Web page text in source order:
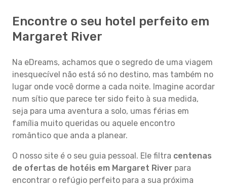
Encontre o seu hotel perfeito em
Margaret River
Na eDreams, achamos que o segredo de uma viagem
inesquecível não está só no destino, mas também no
lugar onde você dorme a cada noite. Imagine acordar
num sítio que parece ter sido feito à sua medida,
seja para uma aventura a solo, umas férias em
família muito queridas ou aquele encontro
romântico que anda a planear.
O nosso site é o seu guia pessoal. Ele filtra centenas
de ofertas de hotéis em Margaret River para
encontrar o refúgio perfeito para a sua próxima